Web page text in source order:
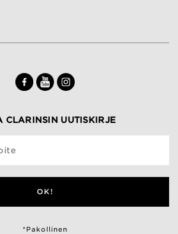
CLARINSIN UUTISKIRJE
OK!
*Pakollinen